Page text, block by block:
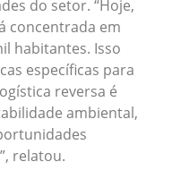
do setor. “Hoje,
concentrada em
habitantes. Isso
específicas para
reversa é
ambiental,
relatou.